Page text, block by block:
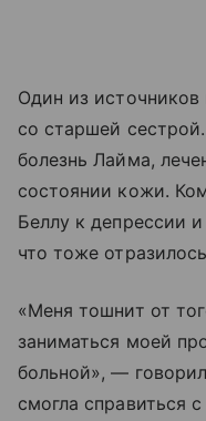
Один из
со старшей
болезнь Лайма,
состоянии кожи.
Беллу к депрессии
что тоже
«Меня тошнит от
заниматься моей
больной», —
смогла справиться